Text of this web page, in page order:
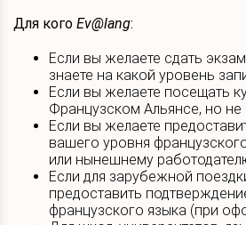
Для кого Ev@lang:
Если вы желаете сдать
знаете на какой уровень
Если вы желаете посещать
Французском Альянсе, но не
Если вы желаете
вашего уровня
или нынешнему
Если для зарубежной
предоставить
французского языка (при